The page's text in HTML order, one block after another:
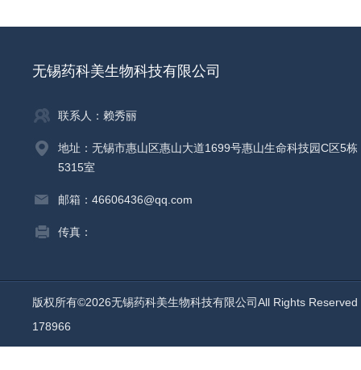
无锡药科美生物科技有限公司
联系人：赖秀丽
地址：无锡市惠山区惠山大道1699号惠山生命科技园C区5栋
5315室
邮箱：46606436@qq.com
传真：
版权所有©2026无锡药科美生物科技有限公司All Rights
178966